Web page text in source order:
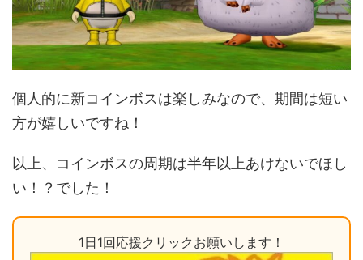
個人的に新コインボスは楽しみなので、期間は短い
方が嬉しいですね！
以上、コインボスの周期は半年以上あけないでほし
い！？でした！
1日1回応援クリックお願いします！